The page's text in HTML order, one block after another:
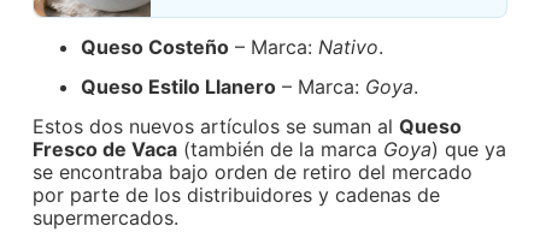
Queso Costeño – Marca: Nativo.
Queso Estilo Llanero – Marca: Goya.
Estos dos nuevos artículos se suman alQueso
Fresco de Vaca (también de la marca Goya) que ya
se encontraba bajo orden de retiro del mercado
por parte de los distribuidores y cadenas de
supermercados.